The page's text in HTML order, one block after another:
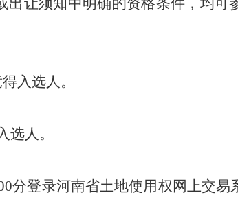
让须知中明确的资格条件，均可
入选人。
人。
分登录河南省土地使用权网上交易